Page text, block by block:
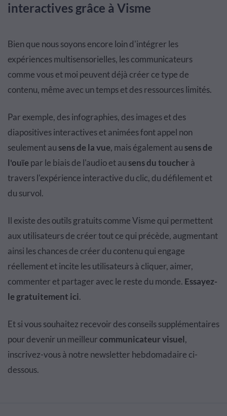
interactives grâce à Visme
Bien que nous soyons encore loin d'intégrer les
expériences multisensorielles, les communicateurs
comme vous et moi peuvent déjà créer ce type de
contenu, même avec un temps et des ressources limités.
Par exemple, des infographies, des images et des
diapositives interactives et animées font appel non
seulement ausens de la vue, mais également ausens de
l'ouïepar le biais de l'audio et ausens du toucherà
travers l'expérience interactive du clic, du défilement et
du survol.
Il existe des outils gratuits comme Visme qui permettent
aux utilisateurs de créer tout ce qui précède, augmentant
ainsi les chances de créer du contenu qui engage
réellement et incite les utilisateurs à cliquer, aimer,
commenter et partager avec le reste du monde. Essayez-
le gratuitement ici.
Et si vous souhaitez recevoir des conseils supplémentaires
pour devenir un meilleurcommunicateur visuel,
inscrivez-vous à notre newsletter hebdomadaire ci-
dessous.